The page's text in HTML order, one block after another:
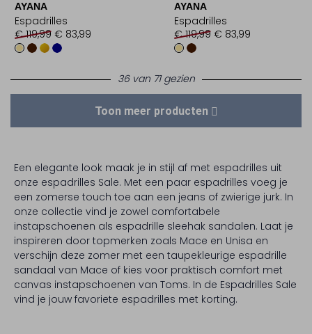
AYANA
Espadrilles
€ 119,99 € 83,99
AYANA
Espadrilles
€ 119,99 € 83,99
36 van 71 gezien
Toon meer producten
Een elegante look maak je in stijl af met espadrilles uit
onze espadrilles Sale. Met een paar espadrilles voeg je
een zomerse touch toe aan een jeans of zwierige jurk. In
onze collectie vind je zowel comfortabele
instapschoenen als espadrille sleehak sandalen. Laat je
inspireren door topmerken zoals Mace en Unisa en
verschijn deze zomer met een taupekleurige espadrille
sandaal van Mace of kies voor praktisch comfort met
canvas instapschoenen van Toms. In de Espadrilles Sale
vind je jouw favoriete espadrilles met korting.